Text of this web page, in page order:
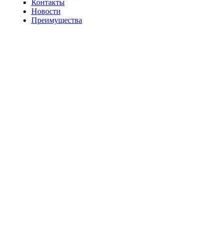
Контакты
Новости
Преимущества